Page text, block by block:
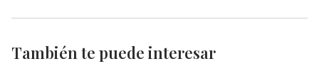
También te puede interesar